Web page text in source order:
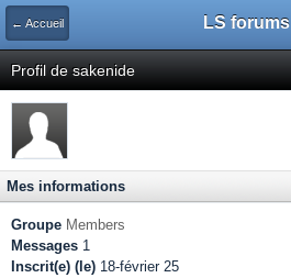
← Accueil LS forums
Profil de sakenide
Mes informations
Groupe Members
Messages 1
Inscrit(e) (le) 18-février 25